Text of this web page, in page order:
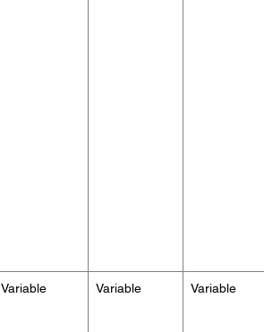
Variable Variable Variable